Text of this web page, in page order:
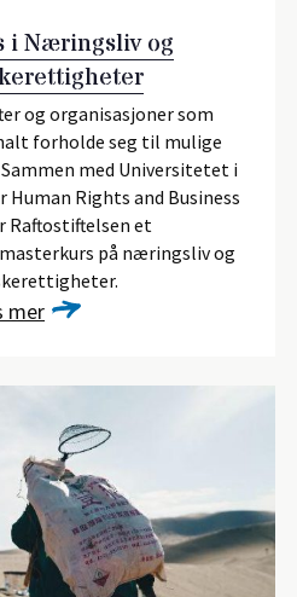
i Næringsliv og
og organisasjoner som
forholde seg til mulige
med Universitetet i
Rights and Business
Raftostiftelsen et
på næringsliv og
mer